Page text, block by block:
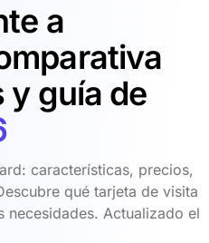
a
y guía de
características, precios,
qué tarjeta de visita
necesidades. Actualizado el